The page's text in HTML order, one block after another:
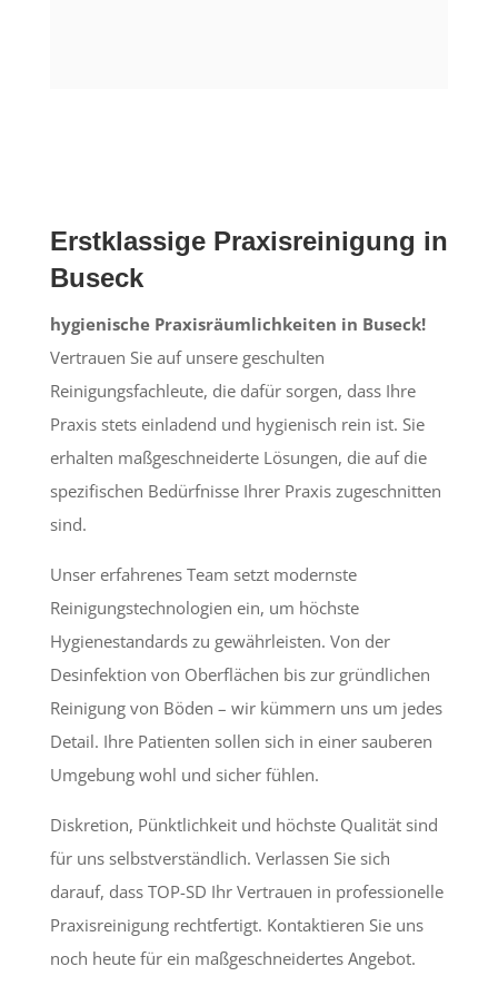
Erstklassige Praxisreinigung in
Buseck
hygienische Praxisräumlichkeiten in Buseck!
Vertrauen Sie auf unsere geschulten
Reinigungsfachleute, die dafür sorgen, dass Ihre
Praxis stets einladend und hygienisch rein ist. Sie
erhalten maßgeschneiderte Lösungen, die auf die
spezifischen Bedürfnisse Ihrer Praxis zugeschnitten
sind.
Unser erfahrenes Team setzt modernste
Reinigungstechnologien ein, um höchste
Hygienestandards zu gewährleisten. Von der
Desinfektion von Oberflächen bis zur gründlichen
Reinigung von Böden – wir kümmern uns um jedes
Detail. Ihre Patienten sollen sich in einer sauberen
Umgebung wohl und sicher fühlen.
Diskretion, Pünktlichkeit und höchste Qualität sind
für uns selbstverständlich. Verlassen Sie sich
darauf, dass TOP-SD Ihr Vertrauen in professionelle
Praxisreinigung rechtfertigt. Kontaktieren Sie uns
noch heute für ein maßgeschneidertes Angebot.